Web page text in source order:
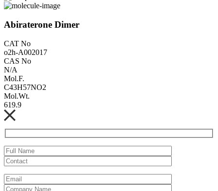
Abiraterone Dimer
CAT No
o2h-A002017
CAS No
N/A
Mol.F.
C43H57NO2
Mol.Wt.
619.9